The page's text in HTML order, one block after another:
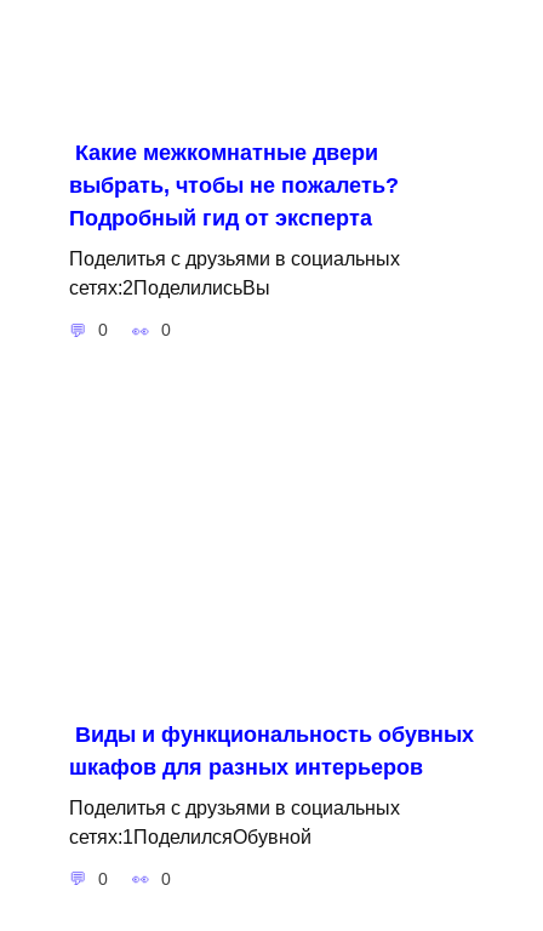
Какие межкомнатные двери
выбрать, чтобы не пожалеть?
Подробный гид от эксперта
Поделитья с друзьями в социальных
сетях:2ПоделилисьВы
0 0
Виды и функциональность обувных
шкафов для разных интерьеров
Поделитья с друзьями в социальных
сетях:1ПоделилсяОбувной
0 0